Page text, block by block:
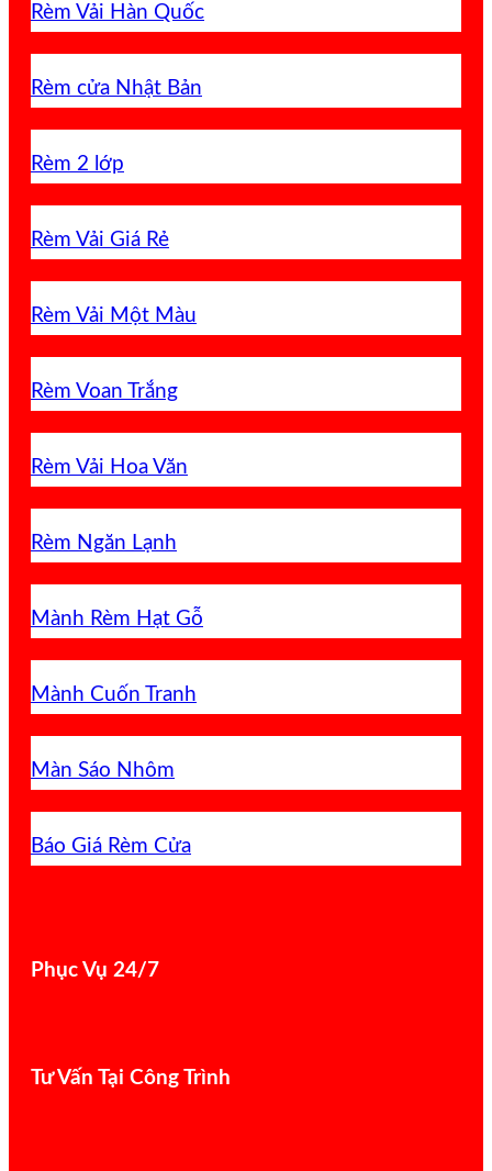
Rèm Vải Hàn Quốc
Rèm cửa Nhật Bản
Rèm 2 lớp
Rèm Vải Giá Rẻ
Rèm Vải Một Màu
Rèm Voan Trắng
Rèm Vải Hoa Văn
Rèm Ngăn Lạnh
Mành Rèm Hạt Gỗ
Mành Cuốn Tranh
Màn Sáo Nhôm
Báo Giá Rèm Cửa
Phục Vụ 24/7
Tư Vấn Tại Công Trình